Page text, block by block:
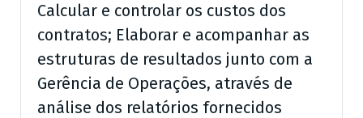
Calcular e controlar os custos dos
contratos; Elaborar e acompanhar as
estruturas de resultados junto com a
Gerência de Operações, através de
análise dos relatórios fornecidos